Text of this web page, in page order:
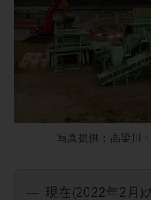
写真提供：高梁川
現在(2022年2月)